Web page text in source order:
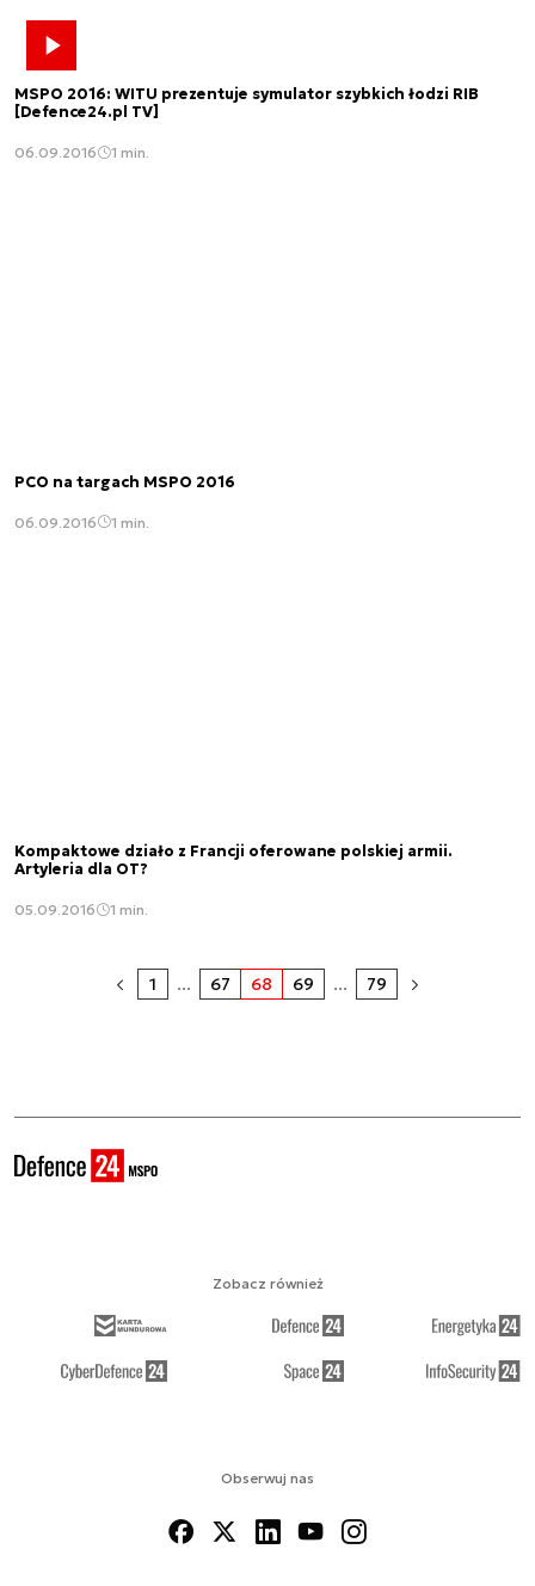
MSPO 2016: WITU prezentuje symulator szybkich łodzi RIB
[Defence24.pl TV]
06.09.2016 1 min.
PCO na targach MSPO 2016
06.09.2016 1 min.
Kompaktowe działo z Francji oferowane polskiej armii.
Artyleria dla OT?
05.09.2016 1 min.
1 ... 67 68 69 ... 79
Obserwuj nas
Zobacz również